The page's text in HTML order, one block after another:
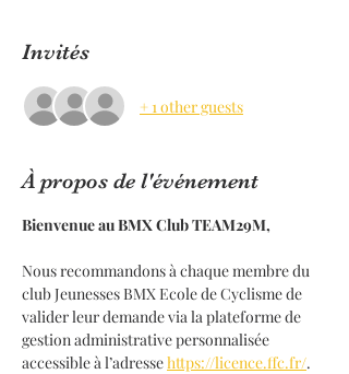
Invités
+ 1 other guests
À propos de l'événement
Bienvenue au BMX Club TEAM29M,
Nous recommandons à chaque membre du
club Jeunesses BMX Ecole de Cyclisme de
valider leur demande via la plateforme de
gestion administrative personnalisée
accessible à l’adresse https://licence.ffc.fr/.